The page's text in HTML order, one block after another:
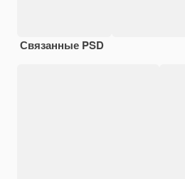
Связанные PSD